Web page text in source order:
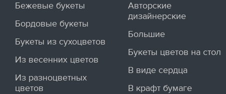
Бежевые букеты
Бордовые букеты
Букеты из сухоцветов
Из весенних цветов
Из разноцветных
цветов
Авторские
дизайнерские
Большие
Букеты цветов на стол
В виде сердца
В крафт бумаге